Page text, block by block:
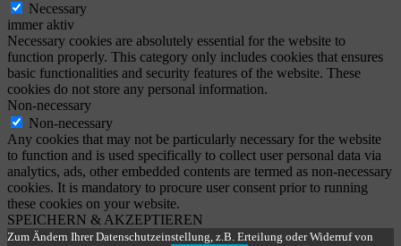
Necessary
immer aktiv
Necessary cookies are absolutely essential for the website to
function properly. This category only includes cookies that ensures
basic functionalities and security features of the website. These
cookies do not store any personal information.
Non-necessary
Non-necessary
Any cookies that may not be particularly necessary for the website
to function and is used specifically to collect user personal data via
analytics, ads, other embedded contents are termed as non-necessary
cookies. It is mandatory to procure user consent prior to running
these cookies on your website.
SPEICHERN & AKZEPTIEREN
Zum Ändern Ihrer Datenschutzeinstellung, z.B. Erteilung oder Widerruf von